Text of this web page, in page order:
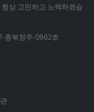
상 고민하고 노력하겠습
충북청주-0962호